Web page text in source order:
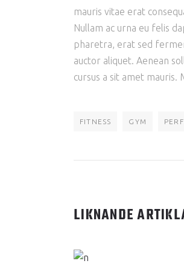
mauris vitae erat
Nullam ac urna eu felis
pharetra, erat sed
auctor aliquet. Aenean
cursus a sit amet mauris.
FITNESS GYM
LIKNANDE